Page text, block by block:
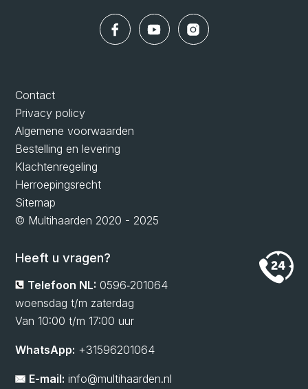
Contact
Privacy policy
Algemene voorwaarden
Bestelling en levering
Klachtenregeling
Herroepingsrecht
Sitemap
© Multihaarden 2020 - 2025
Heeft u vragen?
Telefoon NL: 0596‑201064
woensdag t/m zaterdag
Van 10:00 t/m 17:00 uur
WhatsApp: +31596201064
E-mail: info@multihaarden.nl